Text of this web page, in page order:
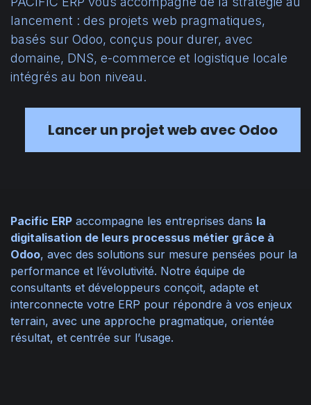
lancement : des projets web pragmatiques,
basés sur Odoo, conçus pour durer, avec
domaine, DNS, e-commerce et logistique locale
intégrés au bon niveau.
Lancer un projet web avec Odoo
Pacific ERP accompagne les entreprises dans la
digitalisation de leurs processus métier grâce à
Odoo, avec des solutions sur mesure pensées pour la
performance et l’évolutivité. Notre équipe de
consultants et développeurs conçoit, adapte et
interconnecte votre ERP pour répondre à vos enjeux
terrain, avec une approche pragmatique, orientée
résultat, et centrée sur l’usage.